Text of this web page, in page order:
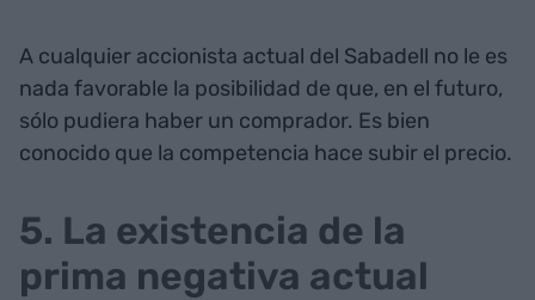
A cualquier accionista actual del Sabadell no le es
nada favorable la posibilidad de que, en el futuro,
sólo pudiera haber un comprador. Es bien
conocido que la competencia hace subir el precio.
5. La existencia de la
prima negativa actual